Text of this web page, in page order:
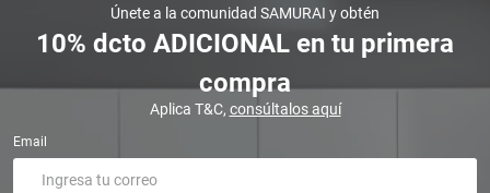
Únete a la comunidad SAMURAI y obtén
10% dcto ADICIONAL en tu primera
compra
Aplica T&C, consúltalos aquí
Email